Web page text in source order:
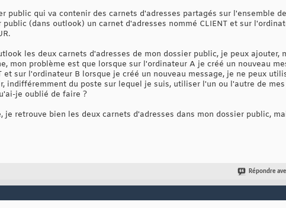
public qui va contenir des carnets d'adresses partagés sur l'ensemble
(dans outlook) un carnet d'adresses nommé CLIENT et sur
les deux carnets d'adresses de mon dossier public, je peux ajouter,
mon problème est que lorsque sur l'ordinateur A je créé un nouveau
et sur l'ordinateur B lorsque je créé un nouveau message, je ne peux
indifféremment du poste sur lequel je suis, utiliser l'un ou l'autre de
je oublié de faire ?
je retrouve bien les deux carnets d'adresses dans mon dossier public,
Répondre